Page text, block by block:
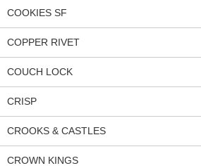
COOKIES SF
COPPER RIVET
COUCH LOCK
CRISP
CROOKS & CASTLES
CROWN KINGS